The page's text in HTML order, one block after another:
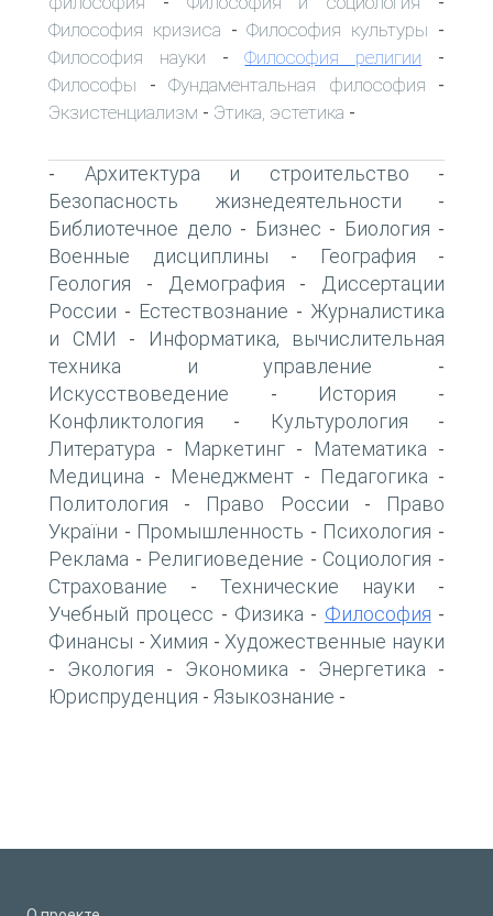
Философия кризиса -Философия культуры -
Философия науки -Философия религии -
Философы - Фундаментальная философия -
Экзистенциализм - Этика, эстетика -
- Архитектура и строительство -
Безопасность жизнедеятельности -
Библиотечное дело - Бизнес - Биология -
Военные дисциплины - География -
Геология - Демография -
Диссертации
России - Естествознание - Журналистика
и СМИ -
Информатика, вычислительная
техника и управление -
Искусствоведение - История -
Конфликтология - Культурология -
Литература - Маркетинг - Математика -
Медицина - Менеджмент - Педагогика -
Политология - Право России -
Право
України - Промышленность - Психология -
Реклама - Религиоведение - Социология -
Страхование - Технические науки -
Учебный процесс - Физика - Философия -
Финансы - Химия - Художественные науки
- Экология - Экономика - Энергетика -
Юриспруденция - Языкознание -